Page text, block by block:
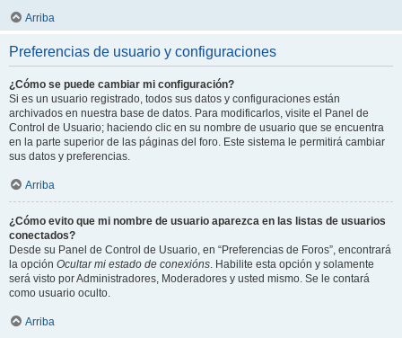
Arriba
Preferencias de usuario y configuraciones
¿Cómo se puede cambiar mi configuración?
Si es un usuario registrado, todos sus datos y configuraciones están
archivados en nuestra base de datos. Para modificarlos, visite el Panel de
Control de Usuario; haciendo clic en su nombre de usuario que se encuentra
en la parte superior de las páginas del foro. Este sistema le permitirá cambiar
sus datos y preferencias.
Arriba
¿Cómo evito que mi nombre de usuario aparezca en las listas de usuarios
conectados?
Desde su Panel de Control de Usuario, en “Preferencias de Foros”, encontrará
la opción Ocultar mi estado de conexións. Habilite esta opción y solamente
será visto por Administradores, Moderadores y usted mismo. Se le contará
como usuario oculto.
Arriba